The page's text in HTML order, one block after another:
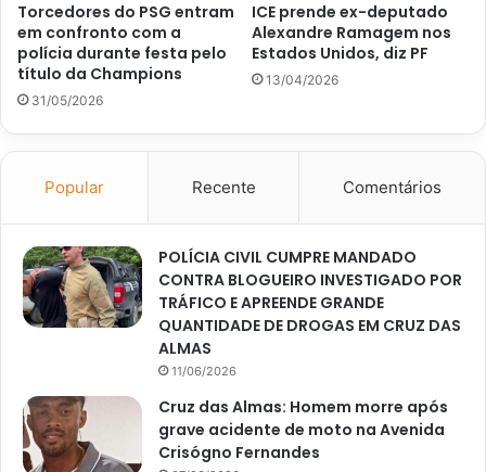
Torcedores do PSG entram
em confronto com a
polícia durante festa pelo
título da Champions
31/05/2026
ICE prende ex-deputado
Alexandre Ramagem nos
Estados Unidos, diz PF
13/04/2026
Popular Recente Comentários
POLÍCIA CIVIL CUMPRE MANDADO
CONTRA BLOGUEIRO INVESTIGADO POR
TRÁFICO E APREENDE GRANDE
QUANTIDADE DE DROGAS EM CRUZ DAS
ALMAS
11/06/2026
Cruz das Almas: Homem morre após
grave acidente de moto na Avenida
Crisógno Fernandes